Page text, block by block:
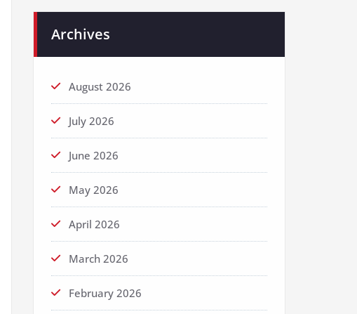
Archives
August 2026
July 2026
June 2026
May 2026
April 2026
March 2026
February 2026